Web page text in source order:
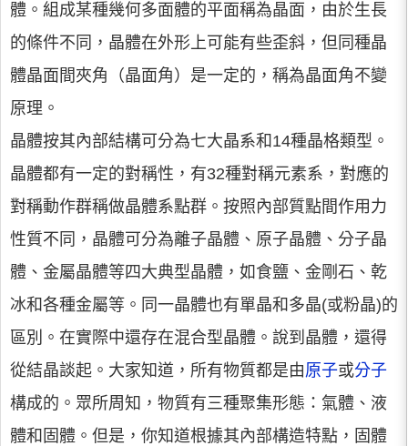
體。組成某種幾何多面體的平面稱為晶面，由於生長
的條件不同，晶體在外形上可能有些歪斜，但同種晶
體晶面間夾角（晶面角）是一定的，稱為晶面角不變
原理。
晶體按其內部結構可分為七大晶系和14種晶格類型。
晶體都有一定的對稱性，有32種對稱元素系，對應的
對稱動作群稱做晶體系點群。按照內部質點間作用力
性質不同，晶體可分為離子晶體、原子晶體、分子晶
體、金屬晶體等四大典型晶體，如食鹽、金剛石、乾
冰和各種金屬等。同一晶體也有單晶和多晶(或粉晶)的
區別。在實際中還存在混合型晶體。說到晶體，還得
從結晶談起。大家知道，所有物質都是由原子或分子
構成的。眾所周知，物質有三種聚集形態：氣體、液
體和固體。但是，你知道根據其內部構造特點，固體